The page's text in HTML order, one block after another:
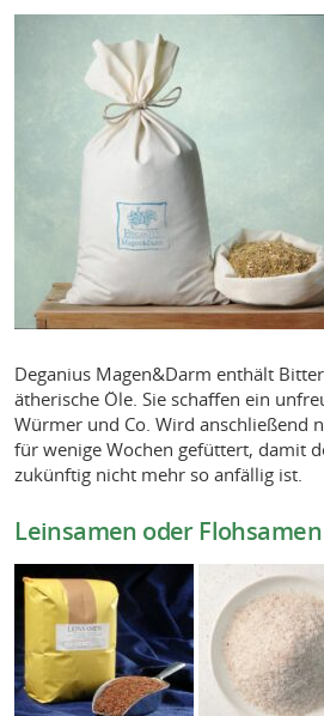
Deganius Magen&Darm enthält
ätherische Öle. Sie schaffen ein
Würmer und Co. Wird anschließend
für wenige Wochen gefüttert, damit
zukünftig nicht mehr so anfällig ist.
Leinsamen oder Flohsamen